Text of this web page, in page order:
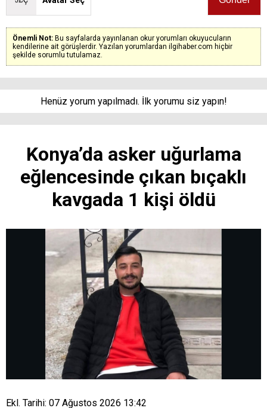
Önemli Not: Bu sayfalarda yayınlanan okur yorumları okuyucuların
kendilerine ait görüşlerdir. Yazılan yorumlardan ilgihaber.com hiçbir
şekilde sorumlu tutulamaz.
Henüz yorum yapılmadı. İlk yorumu siz yapın!
Konya’da asker uğurlama
eğlencesinde çıkan bıçaklı
kavgada 1 kişi öldü
Ekl. Tarihi: 07 Ağustos 2026 13:42